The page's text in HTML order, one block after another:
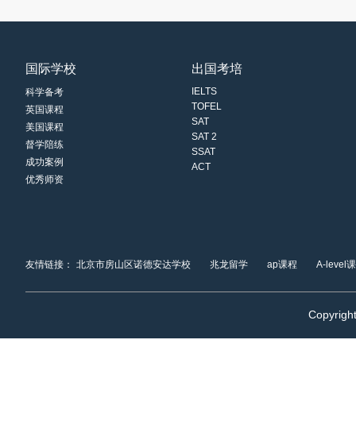
国际学校
科学备考
英国课程
美国课程
督学陪练
成功案例
优秀师资
出国考培
IELTS
TOFEL
SAT
SAT 2
SSAT
ACT
友情链接： 北京市房山区诺德安达学校 兆龙留学 ap课程 A-level